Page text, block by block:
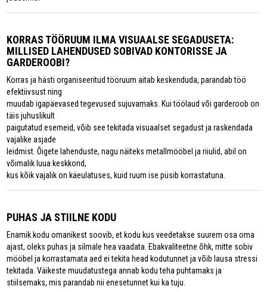
KORRAS TÖÖRUUM ILMA VISUAALSE SEGADUSETA:
MILLISED LAHENDUSED SOBIVAD KONTORISSE JA
GARDEROOBI?
Korras ja hästi organiseeritud tööruum aitab keskenduda, parandab töö
efektiivsust ning
muudab igapäevased tegevused sujuvamaks. Kui töölaud või garderoob on
täis juhuslikult
paigutatud esemeid, võib see tekitada visuaalset segadust ja raskendada
vajalike asjade
leidmist. Õigete lahenduste, nagu näiteks metallmööbel ja riiulid, abil on
võimalik luua keskkond,
kus kõik vajalik on käeulatuses, kuid ruum ise püsib korrastatuna.
PUHAS JA STIILNE KODU
Enamik kodu omanikest soovib, et kodu kus veedetakse suurem osa oma
ajast, oleks puhas ja silmale hea vaadata. Ebakvaliteetne õhk, mitte sobiv
mööbel ja korrastamata aed ei tekita head kodutunnet ja võib lausa stressi
tekitada. Väikeste muudatustega annab kodu teha puhtamaks ja
stiilsemaks, mis parandab nii enesetunnet kui ka tuju.